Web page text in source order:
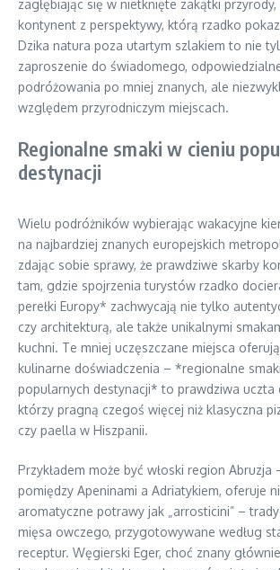
zagłębiając się w nietknięte zakątki
kontynent z perspektywy, którą rzadko
Dzika natura poza utartym szlakiem to nie
zaproszenie do świadomego,
podróżowania po mniej znanych, ale
względem przyrodniczym miejscach.
Regionalne smaki w cieniu
destynacji
Wielu podróżników wybierając wakacyjne
na najbardziej znanych europejskich
zdając sobie sprawy, że prawdziwe skarby
tam, gdzie spojrzenia turystów rzadko
perełki Europy* zachwycają nie tylko
czy architekturą, ale także unikalnymi
kuchni. Te mniej uczęszczane miejsca
kulinarne doświadczenia – *regionalne
popularnych destynacji* to prawdziwa uczta
którzy pragną czegoś więcej niż klasyczna
czy paella w Hiszpanii.
Przykładem może być włoski region Abruzja
pomiędzy Apeninami a Adriatykiem, oferuje
aromatyczne potrawy jak „arrosticini” –
mięsa owczego, przygotowywane według
receptur. Węgierski Eger, choć znany